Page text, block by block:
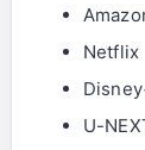
Netflix
U-